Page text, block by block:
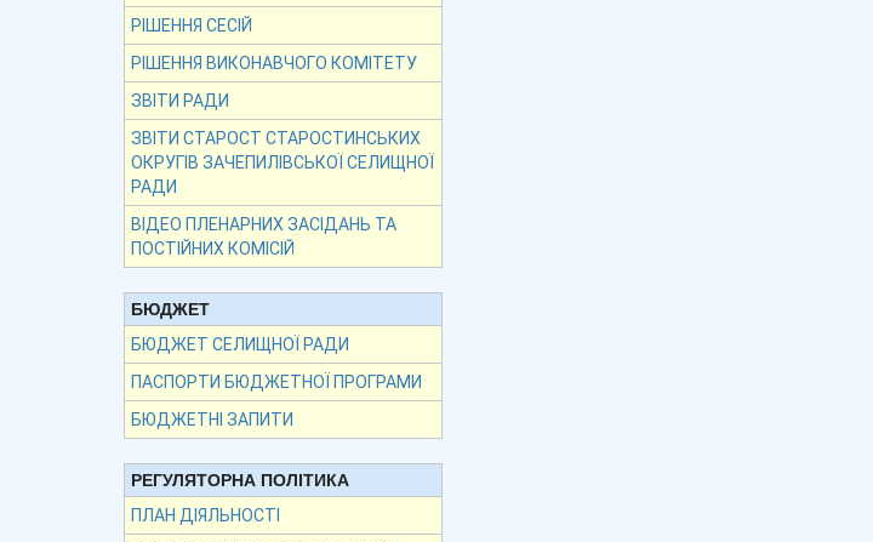
РІШЕННЯ СЕСІЙ
РІШЕННЯ ВИКОНАВЧОГО КОМІТЕТУ
ЗВІТИ РАДИ
ЗВІТИ СТАРОСТ СТАРОСТИНСЬКИХ
ОКРУГІВ ЗАЧЕПИЛІВСЬКОЇ СЕЛИЩНОЇ
РАДИ
ВІДЕО ПЛЕНАРНИХ ЗАСІДАНЬ ТА
ПОСТІЙНИХ КОМІСІЙ
БЮДЖЕТ
БЮДЖЕТ СЕЛИЩНОЇ РАДИ
ПАСПОРТИ БЮДЖЕТНОЇ ПРОГРАМИ
БЮДЖЕТНІ ЗАПИТИ
РЕГУЛЯТОРНА ПОЛІТИКА
ПЛАН ДІЯЛЬНОСТІ